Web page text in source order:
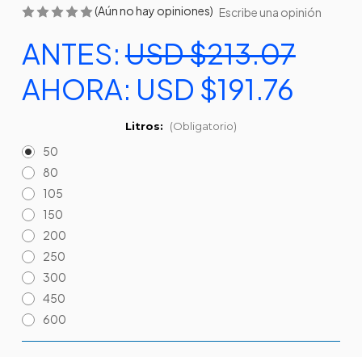
(Aún no hay opiniones) Escribe una opinión
ANTES:USD $213.07
AHORA: USD $191.76
Litros: (Obligatorio)
50
80
105
150
200
250
300
450
600